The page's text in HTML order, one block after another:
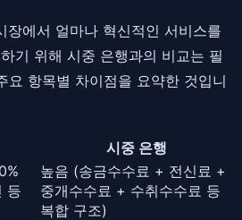
장에서 얼마나 혁신적인 서비스를
기 위해 시중 은행과의 비교는 필
요 항목별 차이점을 요약한 것입니
시중 은행
등
높음 (송금수수료 + 전신료 +
중개수수료 + 수취수수료 등
복합 구조)